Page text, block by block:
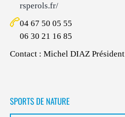
rsperols.fr/
04 67 50 05 55
06 30 21 16 85
Contact : Michel DIAZ Président
SPORTS DE NATURE